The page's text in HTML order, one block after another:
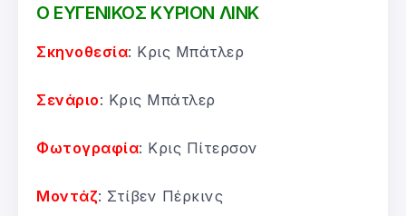
Ο ΕΥΓΕΝΙΚΟΣ ΚΥΡΙΟΝ ΛΙΝΚ
Σκηνοθεσία: Κρις Μπάτλερ
Σενάριο: Κρις Μπάτλερ
Φωτογραφία: Κρις Πίτερσον
Μοντάζ: Στίβεν Πέρκινς